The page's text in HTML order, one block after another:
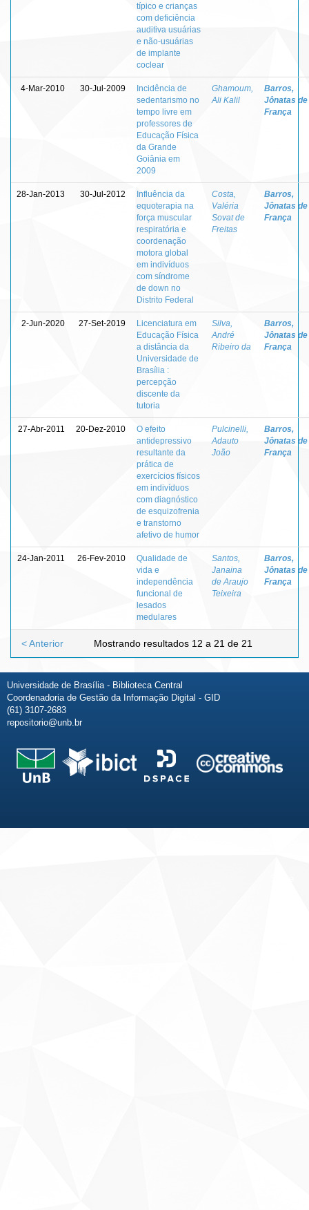
típico e crianças
com deficiência
auditiva usuárias
e não-usuárias
de implante
coclear
4-Mar-2010 30-Jul-2009
Incidência de
sedentarismo no
tempo livre em
professores de
Educação Física
da Grande
Goiânia em
2009
Ghamoum,
Ali Kalil
Barros,
Jônatas de
França
28-Jan-2013 30-Jul-2012
Influência da
equoterapia na
força muscular
respiratória e
coordenação
motora global
em indivíduos
com síndrome
de down no
Distrito Federal
Costa,
Valéria
Sovat de
Freitas
Barros,
Jônatas de
França
2-Jun-2020 27-Set-2019
Licenciatura em
Educação Física
a distância da
Universidade de
Brasília :
percepção
discente da
tutoria
Silva,
André
Ribeiro da
Barros,
Jônatas de
França
27-Abr-2011 20-Dez-2010
O efeito
antidepressivo
resultante da
prática de
exercícios físicos
em indivíduos
com diagnóstico
de esquizofrenia
e transtorno
afetivo de humor
Pulcinelli,
Adauto
João
Barros,
Jônatas de
França
24-Jan-2011 26-Fev-2010
Qualidade de
vida e
independência
funcional de
lesados
medulares
Santos,
Janaina
de Araujo
Teixeira
Barros,
Jônatas de
França
Mostrando resultados 12 a 21 de 21
< Anterior
Universidade de Brasília - Biblioteca Central
Coordenadoria de Gestão da Informação Digital - GID
(61) 3107-2683
repositorio@unb.br